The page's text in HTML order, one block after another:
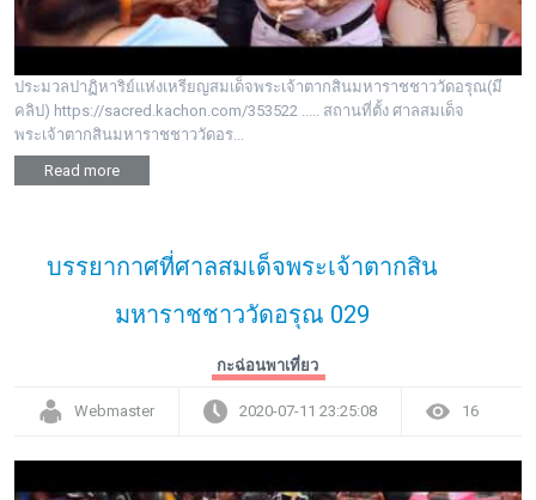
ติดต่อ
ประมวลปาฏิหาริย์แห่งเหรียญสมเด็จพระเจ้าตากสินมหาราชชาววัดอรุณ(มี
คลิป) https://sacred.kachon.com/353522 ..... สถานที่ตั้ง ศาลสมเด็จ
พระเจ้าตากสินมหาราชชาววัดอร...
Read more
บรรยากาศที่ศาลสมเด็จพระเจ้าตากสิน
มหาราชชาววัดอรุณ 029
กะฉ่อนพาเที่ยว
Webmaster 2020-07-11 23:25:08 16